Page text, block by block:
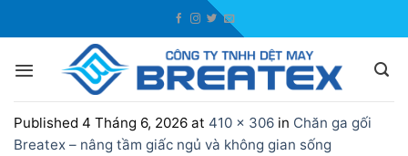
Published 4 Tháng 6, 2026 at 410 × 306 in Chăn ga gối
Breatex – nâng tầm giấc ngủ và không gian sống